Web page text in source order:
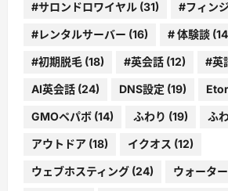
#サロンドロワイヤル (31) #フィン
#レンタルサーバー (16) # 体験談
#初期脱毛 (18) #英会話 (12) #英
AI英会話 (24) DNS設定 (19)
GMOペパボ (14) ふわり (19) ふ
アウトドア (18) イクオス (12)
ウェブホスティング (24) ウォータ